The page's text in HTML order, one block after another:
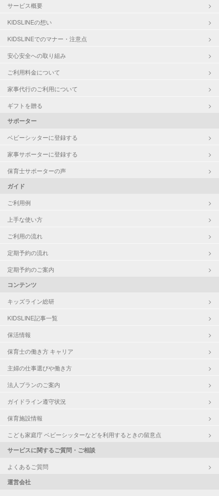
サービス概要
KIDSLINEの想い
KIDSLINEでのマナー・注意点
安心安全への取り組み
ご利用料金について
家事代行のご利用について
ギフトを贈る
サポーター
ベビーシッターに登録する
家事サポーターに登録する
保育士サポーターの声
ガイド
ご利用例
上手な使い方
ご利用の流れ
定期予約の流れ
定期予約のご案内
コンテンツ
キッズライン総研
KIDSLINE記事一覧
保活情報
保育士の働き方 キャリア
主婦の仕事選びや働き方
法人プランのご案内
ガイドライン遵守状況
保育施設情報
こども家庭庁 ベビーシッターなどを利用するときの留意点
サービスに関するご質問・ご相談
よくあるご質問
運営会社